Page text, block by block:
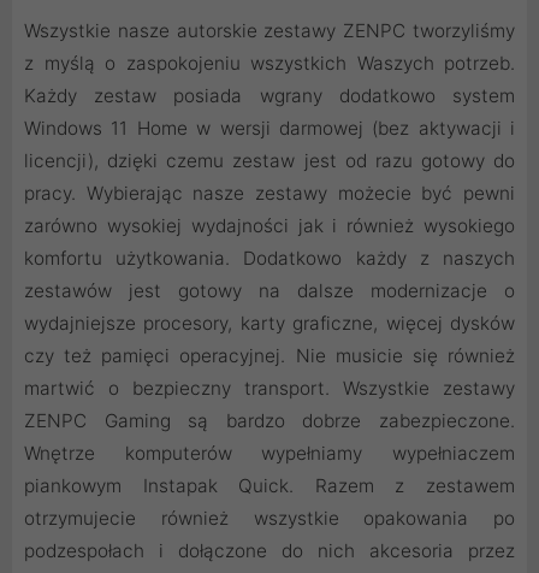
Wszystkie nasze autorskie zestawy ZENPC tworzyliśmy
z myślą o zaspokojeniu wszystkich Waszych potrzeb.
Każdy zestaw posiada wgrany dodatkowo system
Windows 11 Home w wersji darmowej (bez aktywacji i
licencji), dzięki czemu zestaw jest od razu gotowy do
pracy. Wybierając nasze zestawy możecie być pewni
zarówno wysokiej wydajności jak i również wysokiego
komfortu użytkowania. Dodatkowo każdy z naszych
zestawów jest gotowy na dalsze modernizacje o
wydajniejsze procesory, karty graficzne, więcej dysków
czy też pamięci operacyjnej. Nie musicie się również
martwić o bezpieczny transport. Wszystkie zestawy
ZENPC Gaming są bardzo dobrze zabezpieczone.
Wnętrze komputerów wypełniamy wypełniaczem
piankowym Instapak Quick. Razem z zestawem
otrzymujecie również wszystkie opakowania po
podzespołach i dołączone do nich akcesoria przez